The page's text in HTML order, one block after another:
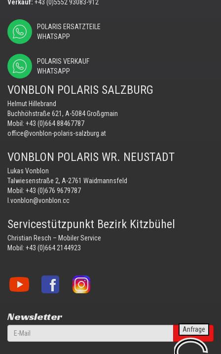
Verkauf: +43 (0)5552 93083-912
POLARIS ERSATZTEILE
WHATSAPP
POLARIS VERKAUF
WHATSAPP
VONBLON POLARIS SALZBURG
Helmut Hillebrand
Buchhöhstraße 621, A-5084 Großgmain
Mobil: +43 (0)664 88467787
office@vonblon-polaris-salzburg.at
VONBLON POLARIS WR. NEUSTADT
Lukas Vonblon
Talwiesenstraße 2, A-2761 Waidmannsfeld
Mobil: +43 (0)676 9679787
l.vonblon@vonblon.cc
Servicestützpunkt Bezirk Kitzbühel
Christian Resch – Mobiler Service
Mobil: +43 (0)664 2144923
Vonblon
auf
Vonblon
Vonblon
auf
Newsletter
anmelden
Anfrage